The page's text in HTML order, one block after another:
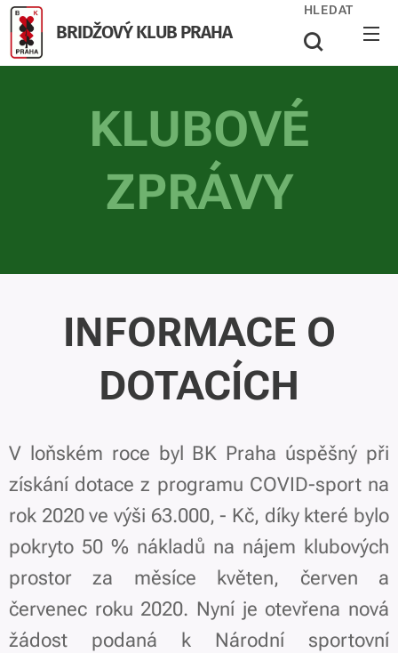
BRIDŽOVÝ KLUB PRAHA
HLEDAT
KLUBOVÉ
ZPRÁVY
INFORMACE O
DOTACÍCH
V loňském roce byl BK Praha úspěšný při
získání dotace z programu COVID-sport na
rok 2020 ve výši 63.000, - Kč, díky které bylo
pokryto 50 % nákladů na nájem klubových
prostor za měsíce květen, červen a
červenec roku 2020. Nyní je otevřena nová
žádost podaná k Národní sportovní